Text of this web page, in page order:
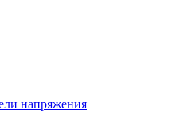
напряжения